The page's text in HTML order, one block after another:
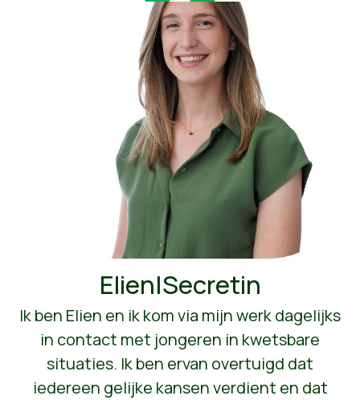
Elien|Secretin
Ik ben Elien en ik kom via mijn werk dagelijks
in contact met jongeren in kwetsbare
situaties. Ik ben ervan overtuigd dat
iedereen gelijke kansen verdient en dat